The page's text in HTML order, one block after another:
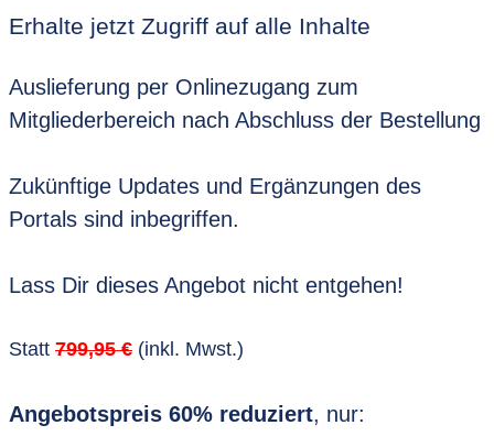
Erhalte jetzt Zugriff auf alle Inhalte
Auslieferung per Onlinezugang zum
Mitgliederbereich nach Abschluss der Bestellung
Zukünftige Updates und Ergänzungen des
Portals sind inbegriffen.
Lass Dir dieses Angebot nicht entgehen!
Statt 799,95 € (inkl. Mwst.)
Angebotspreis 60% reduziert, nur: